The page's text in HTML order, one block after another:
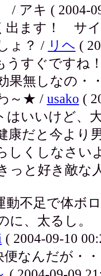
/ アキ ( 2004-
出ます！ サ
ょ？ / リヘ (
うすぐですね
果無しなの・
～★ / usako (
はいいけど、
康だと今より
しくしなさい
っと好き敵な
動不足で体ボ
に、太るし。
( 2004-09-10
便なんだが・